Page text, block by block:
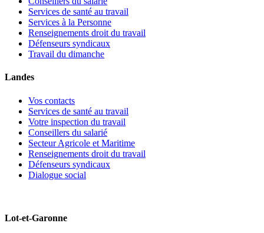
Services de santé au travail
Services à la Personne
Renseignements droit du travail
Défenseurs syndicaux
Travail du dimanche
Landes
Vos contacts
Services de santé au travail
Votre inspection du travail
Conseillers du salarié
Secteur Agricole et Maritime
Renseignements droit du travail
Défenseurs syndicaux
Dialogue social
Lot-et-Garonne